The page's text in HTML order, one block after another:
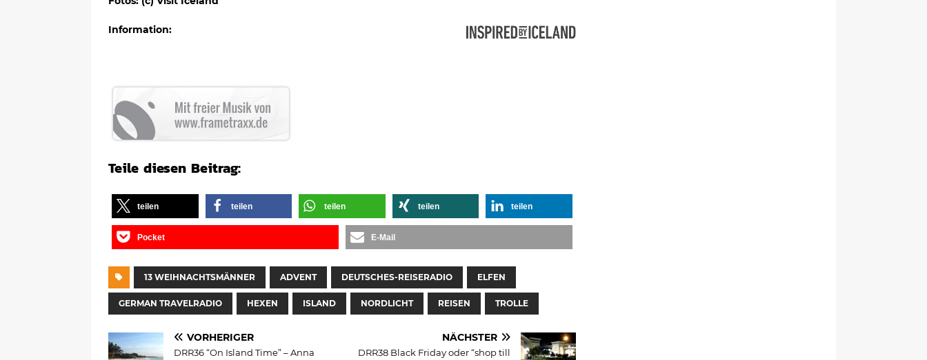
Information:
Teile diesen Beitrag:
teilen teilen teilen teilen teilen
Pocket E-Mail
13 WEIHNACHTSMÄNNER ADVENT DEUTSCHES-REISERADIO ELFEN
GERMAN TRAVELRADIO HEXEN ISLAND NORDLICHT REISEN TROLLE
VORHERIGER
DRR36 “On Island Time” – Anna
NÄCHSTER
DRR38 Black Friday oder “shop till